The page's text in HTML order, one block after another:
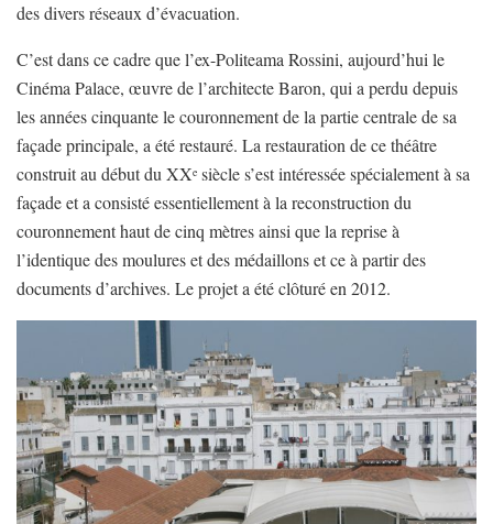
des divers réseaux d’évacuation.
C’est dans ce cadre que l’ex-Politeama Rossini, aujourd’hui le
Cinéma Palace, œuvre de l’architecte Baron, qui a perdu depuis
les années cinquante le couronnement de la partie centrale de sa
façade principale, a été restauré. La restauration de ce théâtre
construit au début du XXe siècle s’est intéressée spécialement à sa
façade et a consisté essentiellement à la reconstruction du
couronnement haut de cinq mètres ainsi que la reprise à
l’identique des moulures et des médaillons et ce à partir des
documents d’archives. Le projet a été clôturé en 2012.